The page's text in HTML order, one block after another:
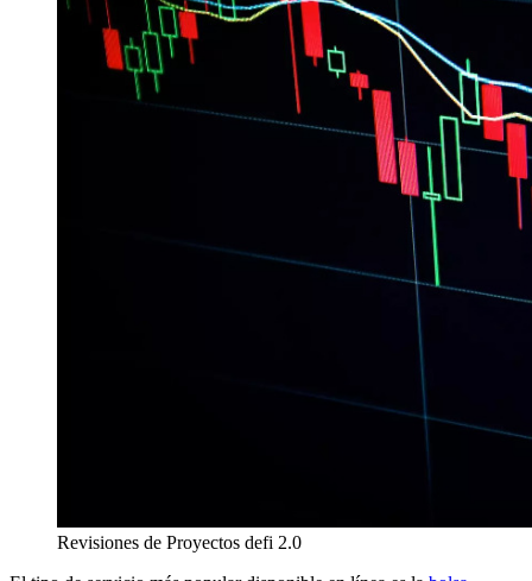
Revisiones de Proyectos defi 2.0